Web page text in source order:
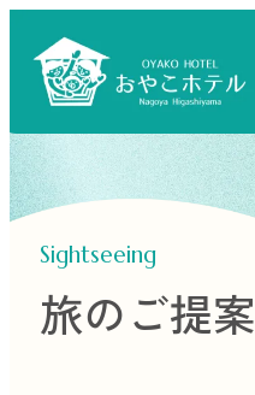
Sightseeing
旅のご提案